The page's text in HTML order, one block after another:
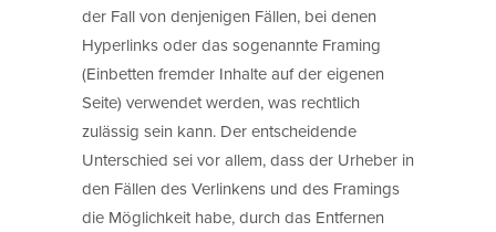
der Fall von denjenigen Fällen, bei denen
Hyperlinks oder das sogenannte Framing
(Einbetten fremder Inhalte auf der eigenen
Seite) verwendet werden, was rechtlich
zulässig sein kann. Der entscheidende
Unterschied sei vor allem, dass der Urheber in
den Fällen des Verlinkens und des Framings
die Möglichkeit habe, durch das Entfernen